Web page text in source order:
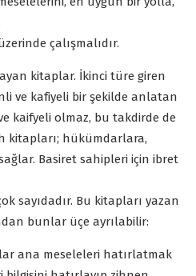
çalışmalıdır.
kitaplar. İkinci türe giren
ve kafiyeli bir şekilde anlatan
kaifyeli olmaz, bu takdirde de
kitapları; hükümdarlara,
Basiret sahipleri için ibret
sayıdadır. Bu kitapları yazan
bunlar üçe ayrılabilir:
ana meseleleri hatırlatmak